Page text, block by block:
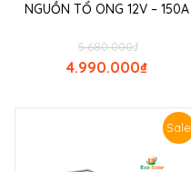
NGUỒN TỔ ONG 12V – 150A
₫
5.680.000
₫
4.990.000
Sale